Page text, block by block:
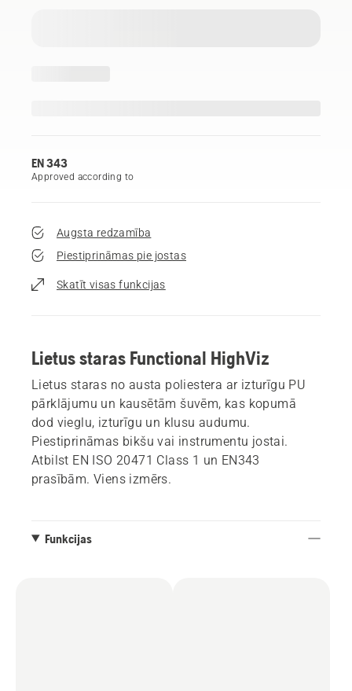
EN 343
Approved according to
Augsta redzamība
Piestiprināmas pie jostas
Skatīt visas funkcijas
Lietus staras Functional HighViz
Lietus staras no austa poliestera ar izturīgu PU
pārklājumu un kausētām šuvēm, kas kopumā
dod vieglu, izturīgu un klusu audumu.
Piestiprināmas bikšu vai instrumentu jostai.
Atbilst EN ISO 20471 Class 1 un EN343
prasībām. Viens izmērs.
Funkcijas